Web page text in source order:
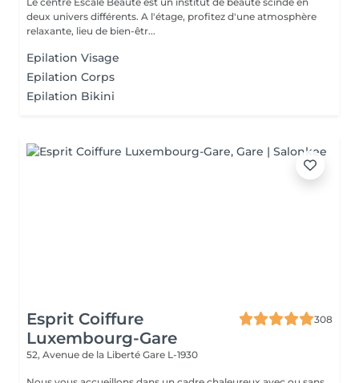
deux univers différents. A l'étage, profitez d'une atmosphère
relaxante, lieu de bien-êtr...
Epilation Visage
Epilation Corps
Epilation Bikini
Esprit Coiffure
Luxembourg-Gare
308
52, Avenue de la Liberté Gare L-1930